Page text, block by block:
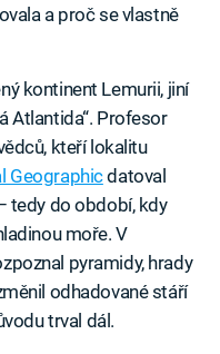
a proč se vlastně
kontinent Lemurii, jiní
Atlantida“. Profesor
kteří lokalitu
Geographicdatoval
tedy do období, kdy
moře. V
pyramidy, hrady
odhadované stáří
trval dál.